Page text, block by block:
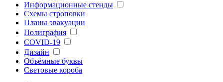
Информационные стенды
Схемы строповки
Планы эвакуации
Полиграфия
COVID-19
Дизайн
Объёмные буквы
Световые короба